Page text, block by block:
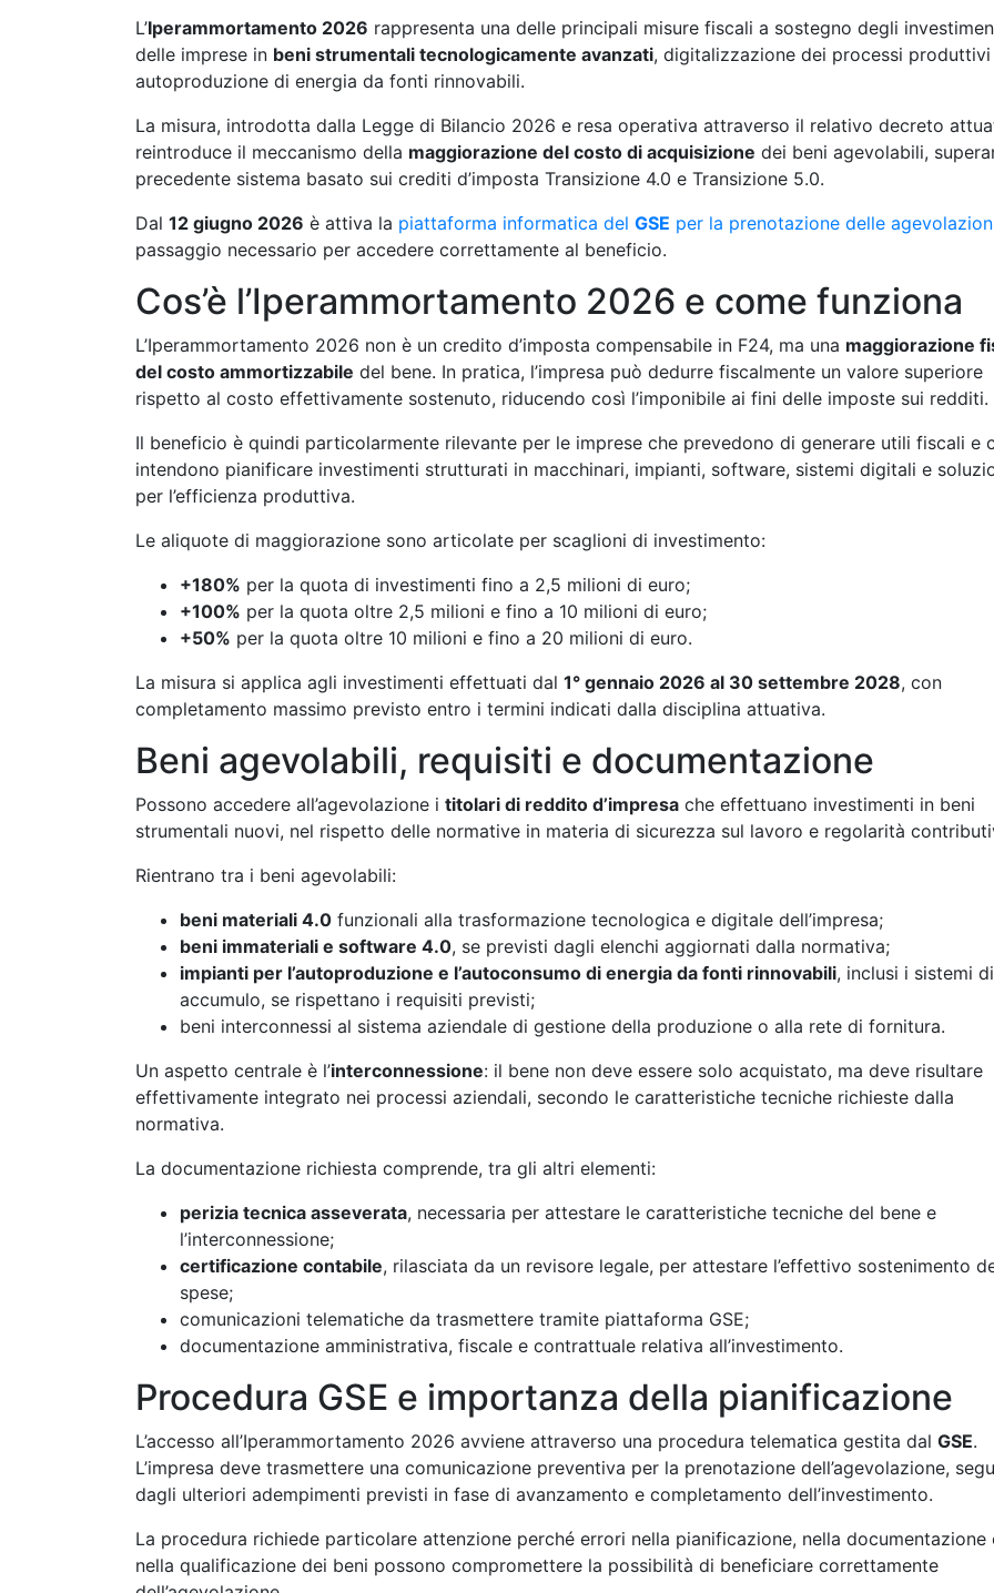
L’Iperammortamento 2026 rappresenta una delle principali misure fiscali a sostegno degli
delle imprese in beni strumentali tecnologicamente avanzati, digitalizzazione dei processi produttivi
autoproduzione di energia da fonti rinnovabili.
La misura, introdotta dalla Legge di Bilancio 2026 e resa operativa attraverso il relativo decreto
reintroduce il meccanismo della maggiorazione del costo di acquisizione dei beni agevolabili,
precedente sistema basato sui crediti d’imposta Transizione 4.0 e Transizione 5.0.
Dal 12 giugno 2026 è attiva la piattaforma informatica del GSE per la prenotazione delle
passaggio necessario per accedere correttamente al beneficio.
Cos’è l’Iperammortamento 2026 e come funziona
L’Iperammortamento 2026 non è un credito d’imposta compensabile in F24, ma una maggiorazione
del costo ammortizzabile del bene. In pratica, l’impresa può dedurre fiscalmente un valore superiore
rispetto al costo effettivamente sostenuto, riducendo così l’imponibile ai fini delle imposte sui redditi.
Il beneficio è quindi particolarmente rilevante per le imprese che prevedono di generare utili fiscali e
intendono pianificare investimenti strutturati in macchinari, impianti, software, sistemi digitali e
per l’efficienza produttiva.
Le aliquote di maggiorazione sono articolate per scaglioni di investimento:
+180% per la quota di investimenti fino a 2,5 milioni di euro;
+100% per la quota oltre 2,5 milioni e fino a 10 milioni di euro;
+50% per la quota oltre 10 milioni e fino a 20 milioni di euro.
La misura si applica agli investimenti effettuati dal 1° gennaio 2026 al 30 settembre 2028, con
completamento massimo previsto entro i termini indicati dalla disciplina attuativa.
Beni agevolabili, requisiti e documentazione
Possono accedere all’agevolazione i titolari di reddito d’impresa che effettuano investimenti in beni
strumentali nuovi, nel rispetto delle normative in materia di sicurezza sul lavoro e regolarità
Rientrano tra i beni agevolabili:
beni materiali 4.0 funzionali alla trasformazione tecnologica e digitale dell’impresa;
beni immateriali e software 4.0, se previsti dagli elenchi aggiornati dalla normativa;
impianti per l’autoproduzione e l’autoconsumo di energia da fonti rinnovabili, inclusi i sistemi di
accumulo, se rispettano i requisiti previsti;
beni interconnessi al sistema aziendale di gestione della produzione o alla rete di fornitura.
Un aspetto centrale è l’interconnessione: il bene non deve essere solo acquistato, ma deve risultare
effettivamente integrato nei processi aziendali, secondo le caratteristiche tecniche richieste dalla
normativa.
La documentazione richiesta comprende, tra gli altri elementi:
perizia tecnica asseverata, necessaria per attestare le caratteristiche tecniche del bene e
l’interconnessione;
certificazione contabile, rilasciata da un revisore legale, per attestare l’effettivo sostenimento
spese;
comunicazioni telematiche da trasmettere tramite piattaforma GSE;
documentazione amministrativa, fiscale e contrattuale relativa all’investimento.
Procedura GSE e importanza della pianificazione
L’accesso all’Iperammortamento 2026 avviene attraverso una procedura telematica gestita dal GSE.
L’impresa deve trasmettere una comunicazione preventiva per la prenotazione dell’agevolazione,
dagli ulteriori adempimenti previsti in fase di avanzamento e completamento dell’investimento.
La procedura richiede particolare attenzione perché errori nella pianificazione, nella documentazione
nella qualificazione dei beni possono compromettere la possibilità di beneficiare correttamente